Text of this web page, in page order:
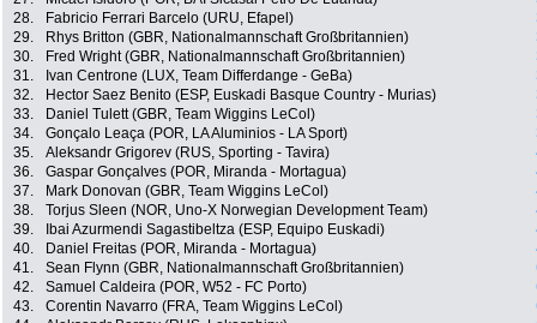
28.
Fabricio Ferrari Barcelo (URU, Efapel)
29.
Rhys Britton (GBR, Nationalmannschaft Großbritannien)
30.
Fred Wright (GBR, Nationalmannschaft Großbritannien)
31.
Ivan Centrone (LUX, Team Differdange - GeBa)
32.
Hector Saez Benito (ESP, Euskadi Basque Country - Murias)
33.
Daniel Tulett (GBR, Team Wiggins LeCol)
34.
Gonçalo Leaça (POR, LA Aluminios - LA Sport)
35.
Aleksandr Grigorev (RUS, Sporting - Tavira)
36.
Gaspar Gonçalves (POR, Miranda - Mortagua)
37.
Mark Donovan (GBR, Team Wiggins LeCol)
38.
Torjus Sleen (NOR, Uno-X Norwegian Development Team)
39.
Ibai Azurmendi Sagastibeltza (ESP, Equipo Euskadi)
40.
Daniel Freitas (POR, Miranda - Mortagua)
41.
Sean Flynn (GBR, Nationalmannschaft Großbritannien)
42.
Samuel Caldeira (POR, W52 - FC Porto)
43.
Corentin Navarro (FRA, Team Wiggins LeCol)